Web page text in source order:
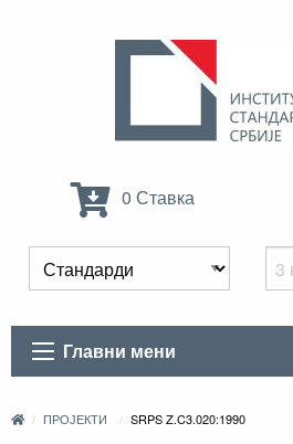
0 Ставка
Главни мени
ПРОЈЕКТИ SRPS Z.C3.020:1990